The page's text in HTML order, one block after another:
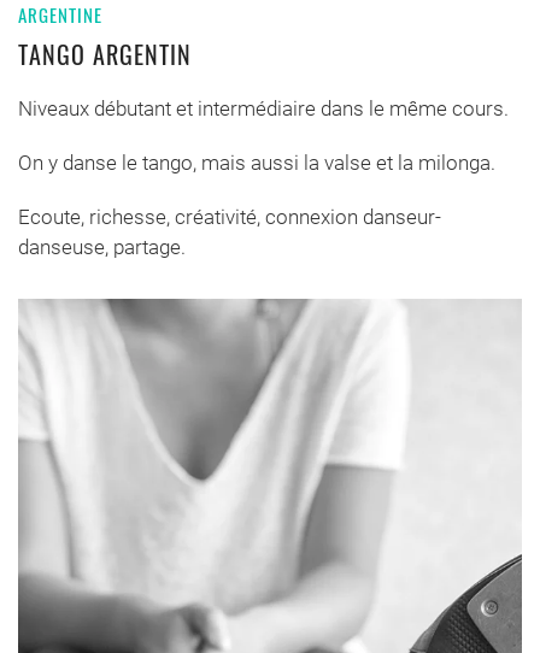
ARGENTINE
TANGO ARGENTIN
Niveaux débutant et intermédiaire dans le même cours.
On y danse le tango, mais aussi la valse et la milonga.
Ecoute, richesse, créativité, connexion danseur-
danseuse, partage.